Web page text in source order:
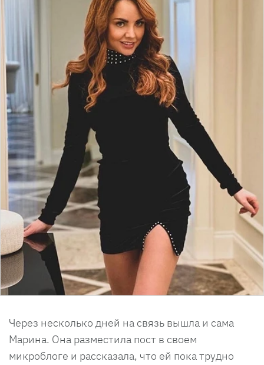
Через несколько дней на связь вышла и сама
Марина. Она разместила пост в своем
микроблоге и рассказала, что ей пока трудно